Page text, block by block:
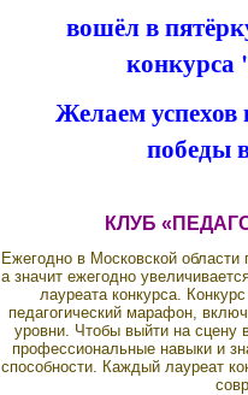
вошёл в
конкурса
Желаем
победы
КЛУБ
Ежегодно в Московской области
а значит ежегодно
лауреата конкурса.
педагогический марафон,
уровни. Чтобы выйти на сцену
профессиональные навыки и
способности. Каждый лауреат